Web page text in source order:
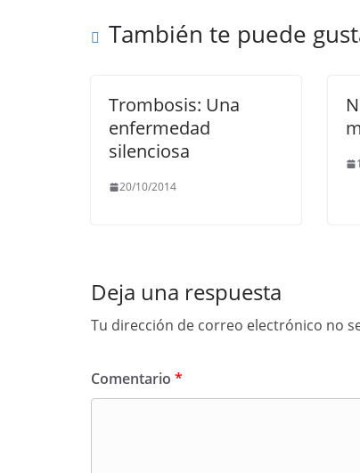
o p k
También te puede
Trombosis: Una
enfermedad
silenciosa
20/10/2014
Deja una respuesta
Tu dirección de correo electrónico no
Comentario *